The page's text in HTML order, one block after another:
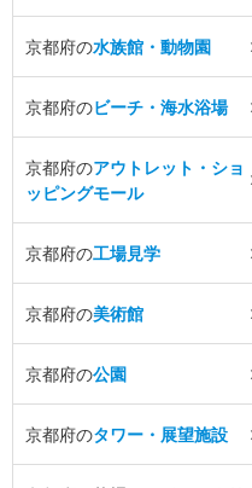
京都府の水族館・動物園
京都府のビーチ・海水浴場
京都府のアウトレット・ショ
ッピングモール
京都府の工場見学
京都府の美術館
京都府の公園
京都府のタワー・展望施設